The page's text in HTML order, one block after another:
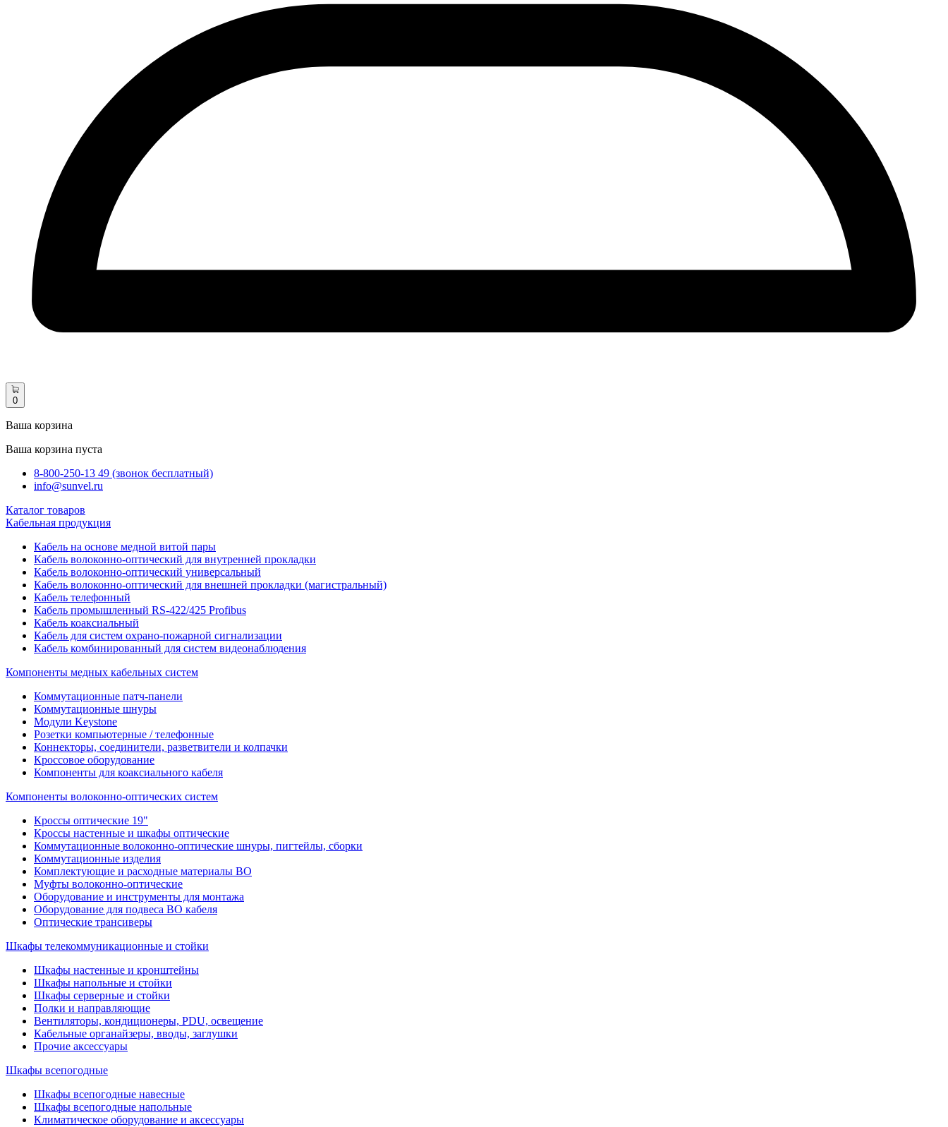
0
Ваша корзина
Ваша корзина пуста
8-800-250-13 49 (звонок бесплатный)
info@sunvel.ru
Каталог товаров
Кабельная продукция
Кабель на основе медной витой пары
Кабель волоконно-оптический для внутренней прокладки
Кабель волоконно-оптический универсальный
Кабель волоконно-оптический для внешней прокладки (магистральный)
Кабель телефонный
Кабель промышленный RS-422/425 Profibus
Кабель коаксиальный
Кабель для систем охрано-пожарной сигнализации
Кабель комбинированный для систем видеонаблюдения
Компоненты медных кабельных систем
Коммутационные патч-панели
Коммутационные шнуры
Модули Keystone
Розетки компьютерные / телефонные
Коннекторы, соединители, разветвители и колпачки
Кроссовое оборудование
Компоненты для коаксиального кабеля
Компоненты волоконно-оптических систем
Кроссы оптические 19"
Кроссы настенные и шкафы оптические
Коммутационные волоконно-оптические шнуры, пигтейлы, сборки
Коммутационные изделия
Комплектующие и расходные материалы ВО
Муфты волоконно-оптические
Оборудование и инструменты для монтажа
Оборудование для подвеса ВО кабеля
Оптические трансиверы
Шкафы телекоммуникационные и стойки
Шкафы настенные и кронштейны
Шкафы напольные и стойки
Шкафы серверные и стойки
Полки и направляющие
Вентиляторы, кондиционеры, PDU, освещение
Кабельные органайзеры, вводы, заглушки
Прочие аксеcсуары
Шкафы всепогодные
Шкафы всепогодные навесные
Шкафы всепогодные напольные
Климатическое оборудование и аксессуары